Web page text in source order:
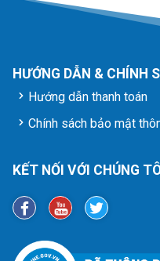
HƯỚNG DẪN & CHÍNH
Hướng dẫn thanh toán
Chính sách bảo mật
KẾT NỐI VỚI CHÚNG